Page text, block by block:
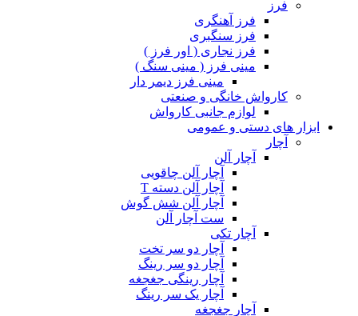
فرز
فرز آهنگری
فرز سنگبری
فرز نجاری ( اور فرز )
مینی فرز ( مینی سنگ )
مینی فرز دیمر دار
کارواش خانگی و صنعتی
لوازم جانبی کارواش
ابزار های دستی و عمومی
آچار
آچار آلن
آچار آلن چاقویی
آچار آلن دسته T
آچار آلن شش گوش
ست آچار آلن
آچار تکی
آچار دو سر تخت
آچار دو سر رینگ
آچار رینگی جغجغه
آچار یک سر رینگ
آچار جغجغه